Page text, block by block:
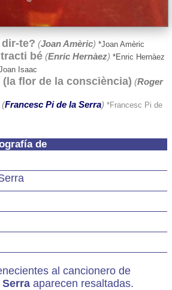
de
al cancionero de
aparecen resaltadas.
te? (Joan Amèric) *Joan Amèric
bé (Enric Hernàez) *Enric Hernàez
Isaac
flor de la consciència) (Roger
(Francesc Pi de la Serra) *Francesc Pi de